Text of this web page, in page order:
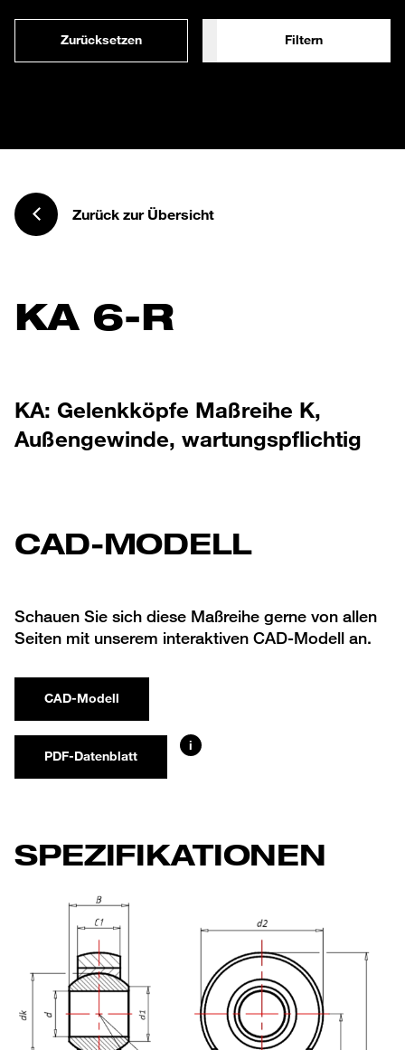
Zurücksetzen Filtern
Zurück zur Übersicht
KA 6-R
KA: Gelenkköpfe Maßreihe K,
Außengewinde, wartungspflichtig
CAD-MODELL
Schauen Sie sich diese Maßreihe gerne von allen
Seiten mit unserem interaktiven CAD-Modell an.
CAD-Modell
PDF-Datenblatt
i
SPEZIFIKATIONEN